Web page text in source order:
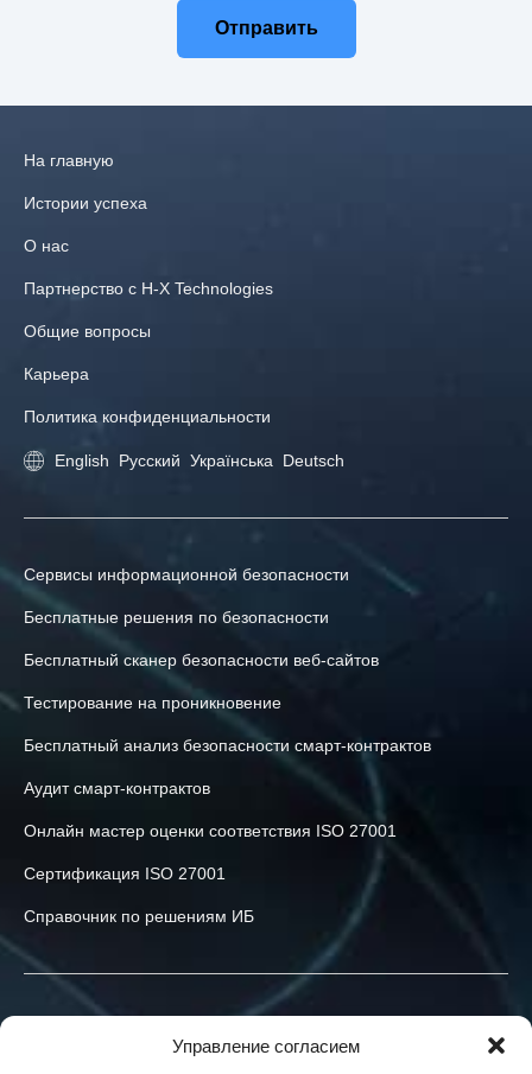
Управление согласием
Отправить
На главную
Истории успеха
О нас
Партнерство с H‑X Technologies
Общие вопросы
Карьера
Политика конфиденциальности
English Русский Українська Deutsch
Сервисы информационной безопасности
Бесплатные решения по безопасности
Бесплатный сканер безопасности веб-сайтов
Тестирование на проникновение
Бесплатный анализ безопасности смарт-контрактов
Аудит смарт-контрактов
Онлайн мастер оценки соответствия ISO 27001
Сертификация ISO 27001
Справочник по решениям ИБ